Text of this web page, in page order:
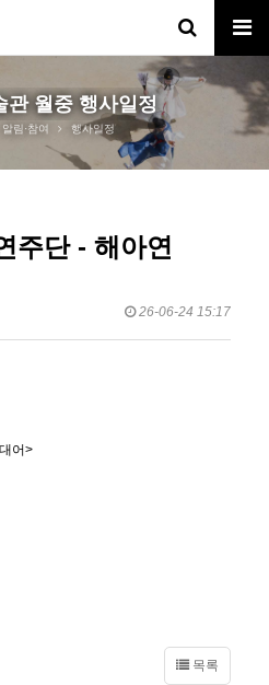
관 월중 행사일정
알림·참여 행사일정
주단 - 해아연
26-06-24 15:17
어>
목록